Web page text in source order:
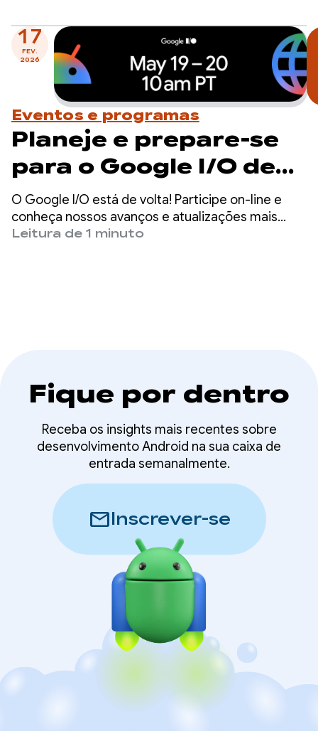
internacional.
17
FEV.
2026
Eventos e programas
Planeje e prepare-se
para o Google I/O de
19 a 20 de maio
O Google I/O está de volta! Participe on-line e
conheça nossos avanços e atualizações mais
recentes em produtos de toda a empresa, do
Leitura de 1 minuto
Fique por dentro
Receba os insights mais recentes sobre
desenvolvimento Android na sua caixa de
entrada semanalmente.
mailInscrever-se